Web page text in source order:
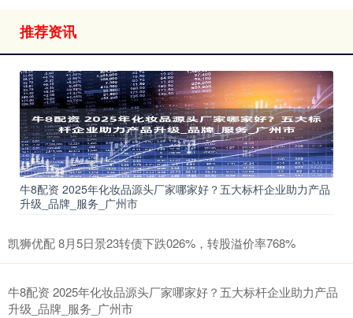
推荐资讯
牛8配资 2025年化妆品源头厂家哪家好？五大标杆企业助力产品
升级_品牌_服务_广州市
凯狮优配 8月5日景23转债下跌026%，转股溢价率768%
牛8配资 2025年化妆品源头厂家哪家好？五大标杆企业助力产品
升级_品牌_服务_广州市